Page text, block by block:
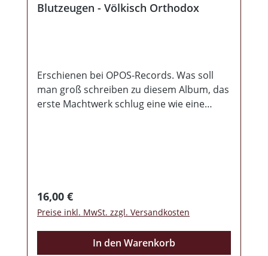
Blutzeugen - Völkisch Orthodox
Erschienen bei OPOS-Records. Was soll
man groß schreiben zu diesem Album, das
erste Machtwerk schlug eine wie eine
Riesen Schritt nach vorne gemacht. Texte
welche keine Fragen offen lassen und die
Missstände mehr als anprangern, sollten
jedem Aufrechten aus dem Herzen
sprechen. Das Lied "Budapest" befindet
Regulärer Preis:
16,00 €
Preise inkl. MwSt. zzgl. Versandkosten
In den Warenkorb